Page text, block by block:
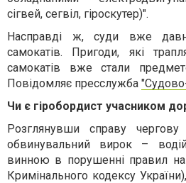
сігвей, сегвіл, гіроскутер)".
Насправді ж, суди вже
самокатів. Пригоди, які
самокатів вже стали
Повідомляє пресслужба
Чи є гіробордист учасником
Розглянувши справу
обвинувальний вирок –
винною в порушенні правил на
Кримінального кодексу